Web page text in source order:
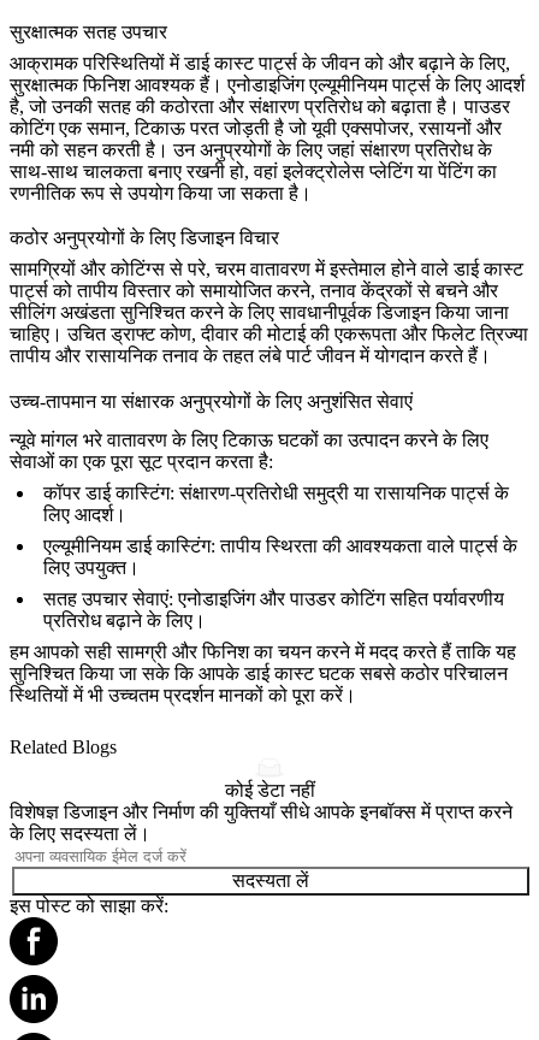
सुरक्षात्मक सतह उपचार
आक्रामक परिस्थितियों में डाई कास्ट पार्ट्स के जीवन को और बढ़ाने के लिए,
सुरक्षात्मक फिनिश आवश्यक हैं।एनोडाइजिंगएल्यूमीनियम पार्ट्स के लिए आदर्श
है, जो उनकी सतह की कठोरता और संक्षारण प्रतिरोध को बढ़ाता है।पाउडर
कोटिंगएक समान, टिकाऊ परत जोड़ती है जो यूवी एक्सपोजर, रसायनों और
नमी को सहन करती है। उन अनुप्रयोगों के लिए जहां संक्षारण प्रतिरोध के
साथ-साथ चालकता बनाए रखनी हो, वहांइलेक्ट्रोलेस प्लेटिंगयापेंटिंगका
रणनीतिक रूप से उपयोग किया जा सकता है।
कठोर अनुप्रयोगों के लिए डिजाइन विचार
सामग्रियों और कोटिंग्स से परे, चरम वातावरण में इस्तेमाल होने वाले डाई कास्ट
पार्ट्स को तापीय विस्तार को समायोजित करने, तनाव केंद्रकों से बचने और
सीलिंग अखंडता सुनिश्चित करने के लिए सावधानीपूर्वक डिजाइन किया जाना
चाहिए। उचित ड्राफ्ट कोण, दीवार की मोटाई की एकरूपता और फिलेट त्रिज्या
तापीय और रासायनिक तनाव के तहत लंबे पार्ट जीवन में योगदान करते हैं।
उच्च-तापमान या संक्षारक अनुप्रयोगों के लिए अनुशंसित सेवाएं
न्यूवे मांगल भरे वातावरण के लिए टिकाऊ घटकों का उत्पादन करने के लिए
सेवाओं का एक पूरा सूट प्रदान करता है:
कॉपर डाई कास्टिंग: संक्षारण-प्रतिरोधी समुद्री या रासायनिक पार्ट्स के
लिए आदर्श।
एल्यूमीनियम डाई कास्टिंग: तापीय स्थिरता की आवश्यकता वाले पार्ट्स के
लिए उपयुक्त।
सतह उपचार सेवाएं: एनोडाइजिंग और पाउडर कोटिंग सहित पर्यावरणीय
प्रतिरोध बढ़ाने के लिए।
हम आपको सही सामग्री और फिनिश का चयन करने में मदद करते हैं ताकि यह
सुनिश्चित किया जा सके कि आपके डाई कास्ट घटक सबसे कठोर परिचालन
स्थितियों में भी उच्चतम प्रदर्शन मानकों को पूरा करें।
Related Blogs
कोई डेटा नहीं
विशेषज्ञ डिजाइन और निर्माण की युक्तियाँ सीधे आपके इनबॉक्स में प्राप्त करने
के लिए सदस्यता लें।
सदस्यता लें
इस पोस्ट को साझा करें: